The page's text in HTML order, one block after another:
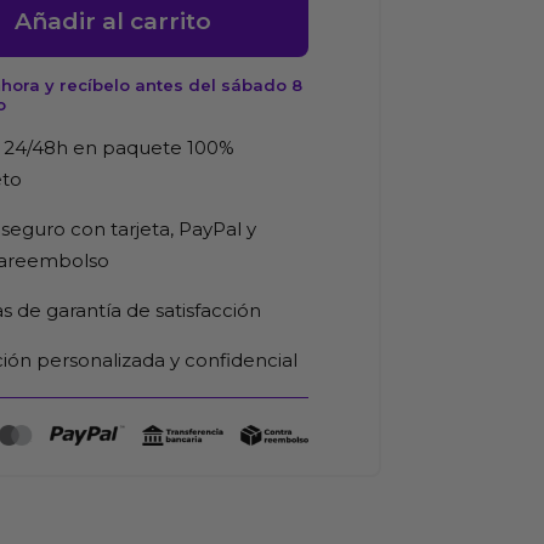
Añadir al carrito
y recíbelo antes del sábado 8
24/48h en paquete 100%
con tarjeta, PayPal y
de garantía de satisfacción
personalizada y confidencial